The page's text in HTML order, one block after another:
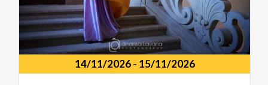
14/11/2026- 15/11/2026